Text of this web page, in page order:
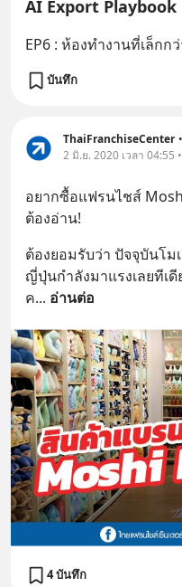
AI Export Playbook
EP6 : ห้องทำงานที่เล็กก
บันทึก
ThaiFranchiseCenter •
2 มิ.ย. 2020 เวลา 04:55
อยากซื้อแฟรนไชส์
ต้องอ่าน!
ต้องยอมรับว่า ปัจจุบันโ
ญี่ปุ่นกำลังมาแรงเลยทีเ
ค... อ่านต่อ
4 บันทึก